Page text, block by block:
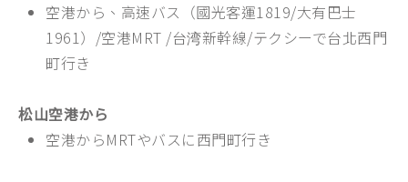
空港から、高速バス（國光客運1819/大有巴士
1961）/空港MRT /台湾新幹線/テクシーで台北西門
町行き
松山空港から
空港からMRTやバスに西門町行き